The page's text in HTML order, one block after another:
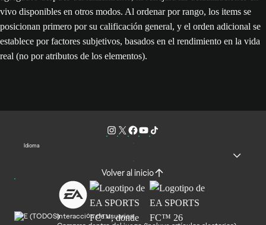
vivo disponibles en otros modos. Al ordenar por rango, los items se
posicionan primero por su calificación general, y el orden adicional se
establece por factores subjetivos, basados en el rendimiento en la vida
real (no por atributos de los elementos).
Idioma
Volver al inicio
Interacción de usuarios